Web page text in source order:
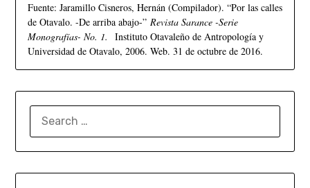
Fuente: Jaramillo Cisneros, Hernán (Compilador). “Por las calles
de Otavalo. -De arriba abajo-” Revista Sarance -Serie
Monografías- No. 1. Instituto Otavaleño de Antropología y
Universidad de Otavalo, 2006. Web. 31 de octubre de 2016.